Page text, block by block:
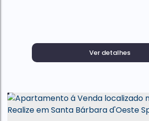
Ver detalhes